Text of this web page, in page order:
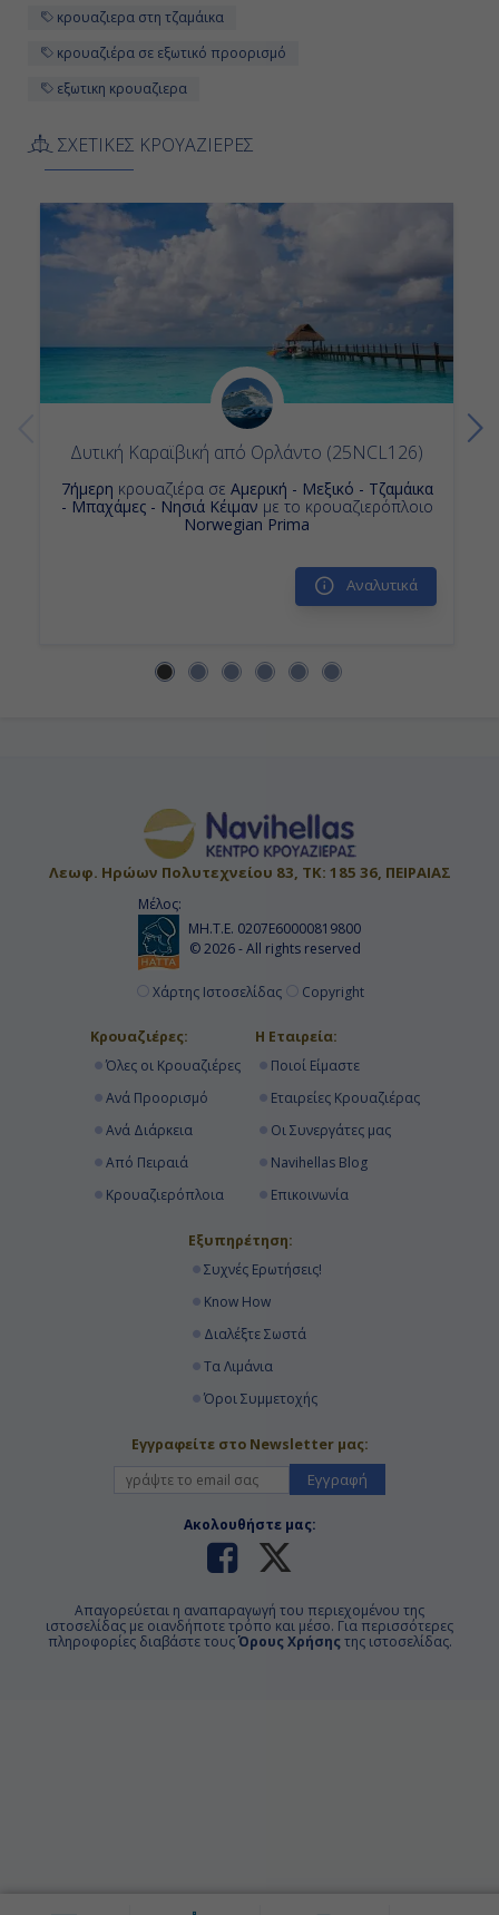
κρουαζιερα στη τζαμάικα
κρουαζιέρα σε εξωτικό προορισμό
εξωτικη κρουαζιερα
ΣΧΕΤΙΚΕΣ ΚΡΟΥΑΖΙΕΡΕΣ
Δυτική Καραϊβική από Ορλάντο (25NCL126)
7ήμερη κρουαζιέρα σε Αμερική - Μεξικό - Τζαμάικα
- Μπαχάμες - Νησιά Κέιμανμε το κρουαζιερόπλοιο
Norwegian Prima
Αναλυτικά
Λεωφ. Ηρώων Πολυτεχνείου 83, ΤΚ: 185 36, ΠΕΙΡΑΙΑΣ
Μέλος:
ΜΗ.Τ.Ε. 0207Ε60000819800
© 2026 - All rights reserved
Χάρτης Ιστοσελίδας Copyright
Κρουαζιέρες:
Όλες οι Κρουαζιέρες
Ανά Προορισμό
Ανά Διάρκεια
Από Πειραιά
Κρουαζιερόπλοια
Η Εταιρεία:
Ποιοί Είμαστε
Εταιρείες Κρουαζιέρας
Οι Συνεργάτες μας
Navihellas Blog
Επικοινωνία
Εξυπηρέτηση:
Συχνές Ερωτήσεις!
Know How
Διαλέξτε Σωστά
Τα Λιμάνια
Όροι Συμμετοχής
Εγγραφείτε στο Newsletter μας:
Εγγραφή
Ακολουθήστε μας:
Απαγορεύεται η αναπαραγωγή του περιεχομένου της
ιστοσελίδας με οιανδήποτε τρόπο και μέσο. Για περισσότερες
πληροφορίες διαβάστε τουςΌρους Χρήσης της ιστοσελίδας.